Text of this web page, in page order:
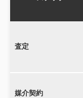
査定
媒介契約